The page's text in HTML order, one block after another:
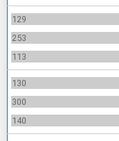
129
253
113
130
300
140